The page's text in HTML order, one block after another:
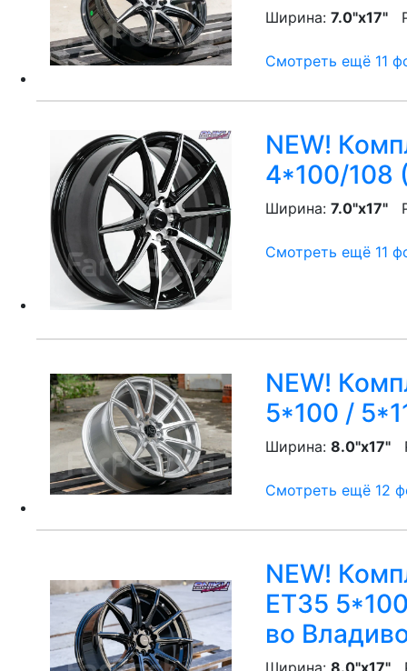
Ширина: 7.0"x17"
Смотреть ещё 11
NEW!
4*100/108
Ширина: 7.0"x17"
Смотреть ещё 11
NEW!
5*100 /
Ширина: 8.0"x17"
Смотреть ещё 12
NEW!
ET35
во
Ширина: 8.0"x17"